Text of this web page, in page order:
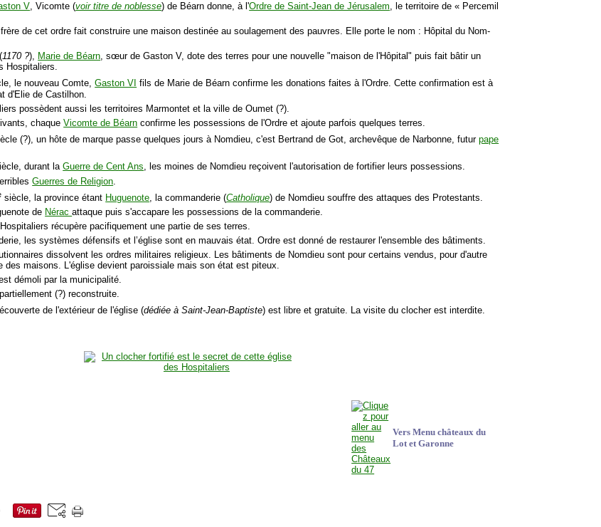
V, Vicomte (voir titre de noblesse) de Béarn donne, à l'Ordre de Saint-Jean de Jérusalem, le territoire de « Percemil
de cet ordre fait construire une maison destinée au soulagement des pauvres. Elle porte le nom : Hôpital du Nom-
1170 ?), Marie de Béarn, sœur de Gaston V, dote des terres pour une nouvelle "maison de l'Hôpital" puis fait bâtir un
Hospitaliers.
le nouveau Comte,Gaston VI fils de Marie de Béarn confirme les donations faites à l'Ordre. Cette confirmation est à
d'Elie de Castilhon.
possèdent aussi les territoires Marmontet et la ville de Oumet (?).
chaqueVicomte de Béarn confirme les possessions de l'Ordre et ajoute parfois quelques terres.
(?), un hôte de marque passe quelques jours à Nomdieu, c'est Bertrand de Got, archevêque de Narbonne, futurpape
durant laGuerre de Cent Ans, les moines de Nomdieu reçoivent l'autorisation de fortifier leurs possessions.
Guerres de Religion
siècle, la province étant Huguenote , la commanderie (Catholique) de Nomdieu souffre des attaques des Protestants.
de Néracattaque puis s'accapare les possessions de la commanderie.
récupère pacifiquement une partie de ses terres.
les systèmes défensifs et l’église sont en mauvais état. Ordre est donné de restaurer l'ensemble des bâtiments.
dissolvent les ordres militaires religieux. Les bâtiments de Nomdieu sont pour certains vendus, pour d'autre
des maisons. L'église devient paroissiale mais son état est piteux.
démoli par la municipalité.
(?) reconstruite.
de l'extérieur de l'église (dédiée à Saint-Jean-Baptiste) est libre et gratuite. La visite du clocher est interdite.
Vers Menu châteaux du
Lot et Garonne